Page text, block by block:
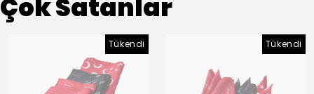
Çok Satanlar
Tükendi Tükendi